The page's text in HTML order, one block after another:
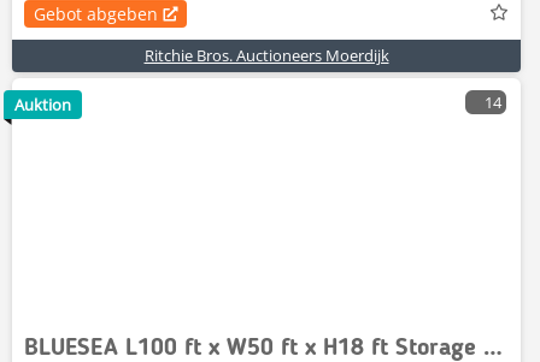
Gebot abgeben
Ritchie Bros. Auctioneers Moerdijk
14
BLUESEA L100 ft x W50 ft x H18 ft Storage Building
Auktion